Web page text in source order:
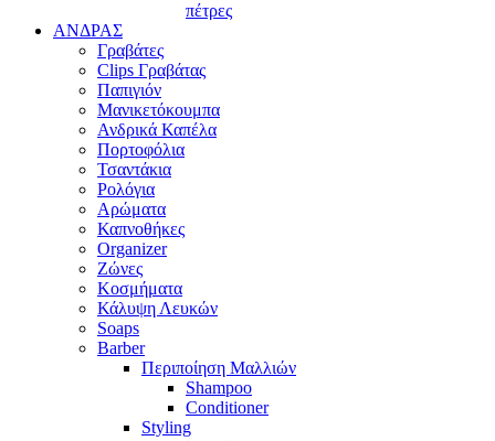
πέτρες
ΑΝΔΡΑΣ
Γραβάτες
Clips Γραβάτας
Παπιγιόν
Μανικετόκουμπα
Ανδρικά Καπέλα
Πορτοφόλια
Τσαντάκια
Ρολόγια
Αρώματα
Καπνοθήκες
Organizer
Ζώνες
Κοσμήματα
Κάλυψη Λευκών
Soaps
Barber
Περιποίηση Μαλλιών
Shampoo
Conditioner
Styling